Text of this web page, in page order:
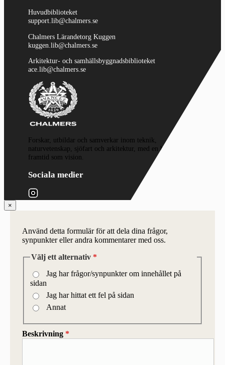
Huvudbiblioteket
support.lib@chalmers.se
Chalmers Lärandetorg Kuggen
kuggen.lib@chalmers.se
Arkitektur- och samhällsbyggnadsbiblioteket
ace.lib@chalmers.se
Forskar, utbildar och samverkar inom teknik,
naturvetenskap, sjöfart och arkitektur, med en hållbar
framtid som vision.
Sociala medier
×
Använd detta formulär för att dela dina frågor,
synpunkter eller andra kommentarer med oss.
Välj ett alternativ *
Jag har frågor/synpunkter om innehållet på
sidan
Jag har hittat ett fel på sidan
Annat
Beskrivning *